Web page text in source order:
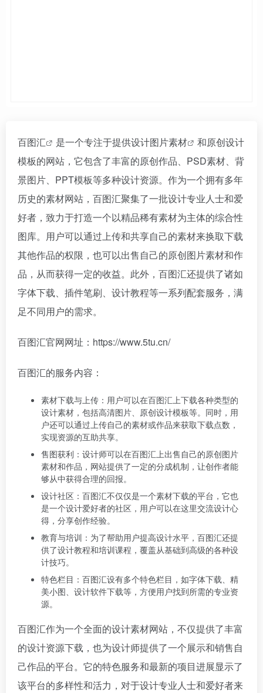
百图汇 是一个专注于提供设计图片素材
和原创设计
模板的网站，它包含了丰富的原创作品、PSD素材、背
景图片、PPT模板等多种设计资源。作为一个拥有多年
历史的素材网站，百图汇聚集了一批设计专业人士和爱
好者，致力于打造一个以精品稀有素材为主体的综合性
图库。用户可以通过上传和共享自己的素材来换取下载
其他作品的权限，也可以出售自己的原创图片素材和作
品，从而获得一定的收益。此外，百图汇还提供了诸如
字体下载、插件笔刷、设计教程等一系列配套服务，满
足不同用户的需求。
百图汇官网网址：https://www.5tu.cn/
百图汇的服务内容：
素材下载与上传：用户可以在百图汇上下载各种类型的
设计素材，包括高清图片、原创设计模板等。同时，用
户还可以通过上传自己的素材或作品来获取下载点数，
实现资源的互助共享。
售图获利：设计师可以在百图汇上出售自己的原创图片
素材和作品，网站提供了一定的分成机制，让创作者能
够从中获得合理的回报。
设计社区：百图汇不仅仅是一个素材下载的平台，它也
是一个设计爱好者的社区，用户可以在这里交流设计心
得，分享创作经验。
教育与培训：为了帮助用户提高设计水平，百图汇还提
供了设计教程和培训课程，覆盖从基础到高级的各种设
计技巧。
特色栏目：百图汇设有多个特色栏目，如字体下载、精
美小图、设计软件下载等，方便用户找到所需的专业资
源。
百图汇作为一个全面的设计素材网站，不仅提供了丰富
的设计资源下载，也为设计师提供了一个展示和销售自
己作品的平台。它的特色服务和最新的项目进展显示了
该平台的多样性和活力，对于设计专业人士和爱好者来